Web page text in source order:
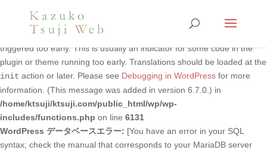
: Function _load_textdomain_just_in_time was called
incorrectly. Translation loading for the
triggered too early. This is usually an indicator for some code in the
plugin or theme running too early. Translations should be loaded at the
init action or later. Please see Debugging in WordPress for more
information. (This message was added in version 6.7.0.) in
/home/ktsuji/ktsuji.com/public_html/wp/wp-
includes/functions.php on line 6131
WordPress データベースエラー: [You have an error in your SQL
syntax; check the manual that corresponds to your MariaDB server